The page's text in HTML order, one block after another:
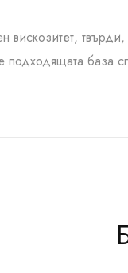
вискозитет,
подходящата